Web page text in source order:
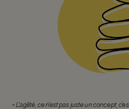
« L’agilité, ce n’est pas juste un concept,